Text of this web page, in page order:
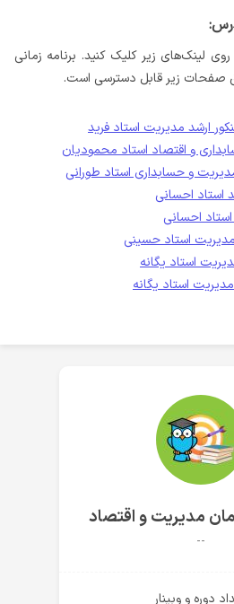
لینک‌های زیر کلیک کنید. برنامه زمانی
صفحات زیر قابل دسترسی است.
ارشد مدیریت استاد فرید
و اقتصاد استاد محمودیان
و حسابداری استاد طورانی
استاد احسانی
احسانی
مدیریت استاد حسینی
استاد یگانه
استاد یگانه
مدیریت و اقتصاد
--
دوره و وبینار